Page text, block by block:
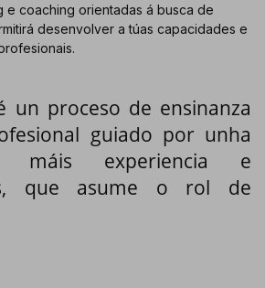
e coaching orientadas á busca de
desenvolver a túas capacidades e
un proceso de ensinanza
guiado por unha
máis experiencia e
que asume o rol de